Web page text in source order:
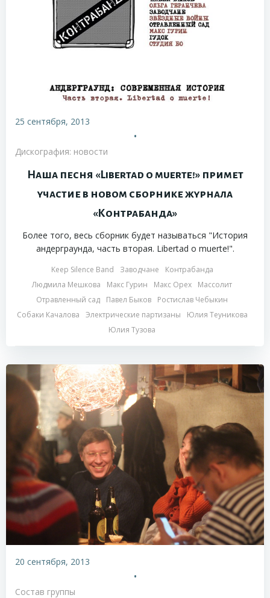
25 сентября, 2013
•
Дискография: новости
Наша песня «Libertad o muerte!» примет
участие в новом сборнике журнала
«Контрабанда»
Более того, весь сборник будет называться "История
андерграунда, часть вторая. Libertad o muerte!".
Keep Silence Band Заводчане
Контрабанда
Людмила Мешкова
Макс Гурин Макс Орех
Массолит
Отравленный сад
Павел Быков
Ростислав Чебыкин
Собаки Качалова
Электрические партизаны
Юлия Теуникова
Юлия Тузова
20 сентября, 2013
•
Состав группы